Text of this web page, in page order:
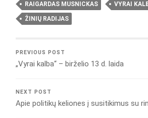
RAIGARDAS MUSNICKAS VYRAI
ŽINIŲ RADIJAS
PREVIOUS POST
„Vyrai kalba“ – birželio 13 d. laida
NEXT POST
Apie politikų keliones į susitikimus su